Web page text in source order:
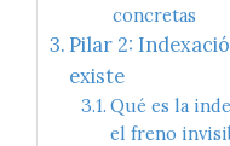
concretas
Pilar 2:
existe
Qué es la
el freno